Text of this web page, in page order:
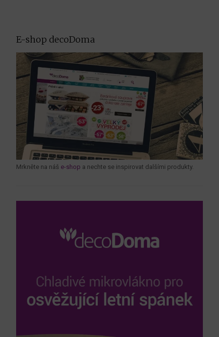
E-shop decoDoma
Mrkněte na náš e-shop a nechte se inspirovat dalšími produkty.